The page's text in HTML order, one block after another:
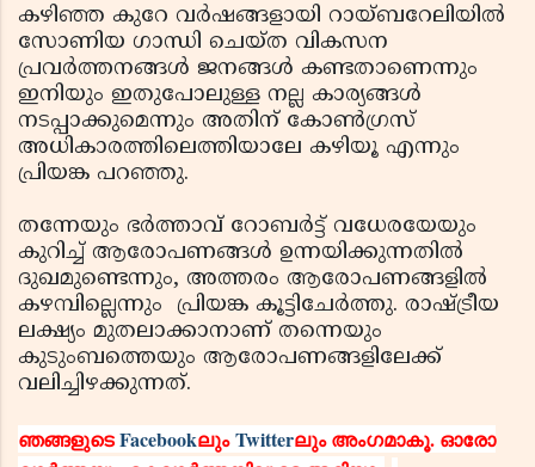
കഴിഞ്ഞ കുറേ വര്‍ഷങ്ങളായി റായ്ബറേലിയില്‍
സോണിയ ഗാന്ധി ചെയ്ത വികസന
പ്രവര്‍ത്തനങ്ങള്‍ ജനങ്ങള്‍ കണ്ടതാണെന്നും
ഇനിയും ഇതുപോലുള്ള നല്ല കാര്യങ്ങള്‍
നടപ്പാക്കുമെന്നും അതിന് കോണ്‍ഗ്രസ്
അധികാരത്തിലെത്തിയാലേ കഴിയൂ എന്നും
പ്രിയങ്ക പറഞ്ഞു.
തന്നേയും ഭര്‍ത്താവ് റോബര്‍ട്ട് വധേരയേയും
കുറിച്ച് ആരോപണങ്ങള്‍ ഉന്നയിക്കുന്നതില്‍
ദുഖമുണ്ടെന്നും, അത്തരം ആരോപണങ്ങളില്‍
കഴമ്പില്ലെന്നും പ്രിയങ്ക കൂട്ടിചേര്‍ത്തു. രാഷ്ട്രീയ
ലക്ഷ്യം മുതലാക്കാനാണ് തന്നെയും
കുടുംബത്തെയും ആരോപണങ്ങളിലേക്ക്
വലിച്ചിഴക്കുന്നത്.
ഞങ്ങളുടെFacebookലുംTwitterലും അംഗമാകൂ. ഓരോ